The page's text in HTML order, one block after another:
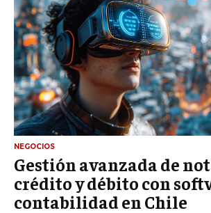
NEGOCIOS
Gestión avanzada de
crédito y débito con
contabilidad en Chile